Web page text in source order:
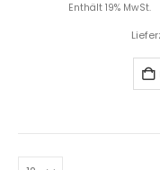
Enthält 19% MwSt.